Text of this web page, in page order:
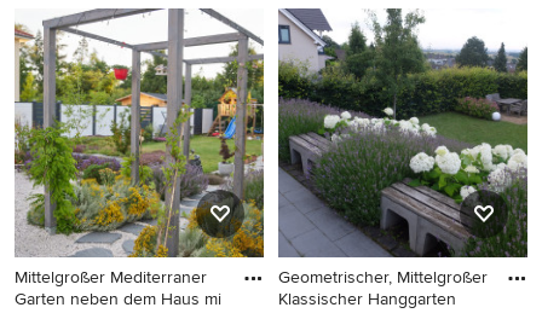
Mittelgroßer Garten in
Hamburg
Mittelgroßer Country
Kiesgarten im Sommer, hinter
dem Haus mit direkter
Sonneneinstrahlung in
Hamburg
Mittelgroßer Mediterraner
Garten neben dem Haus mi
Geometrischer, Mittelgroßer
Klassischer Hanggarten